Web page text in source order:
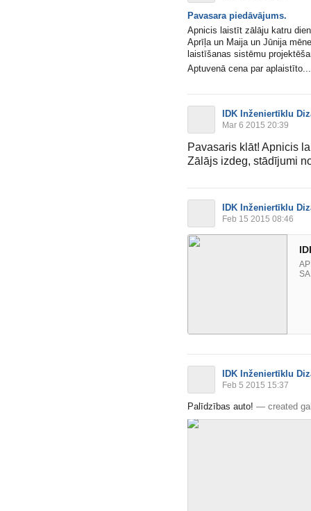
Pavasara piedāvājums.
Apnicis laistīt zālāju katru
Aprīļa un Maija un Jūnija
laistīšanas sistēmu
Aptuvenā cena par aplaistīto...
IDK Inženiertīklu
Mar 6 2015 20:39
Pavasaris klāt! Apnicis
Zālājs izdeg, stādījumi
IDK Inženiertīklu
Feb 15 2015 08:46
IDK Inženiertīklu
Feb 5 2015 15:37
Palīdzības auto! — created